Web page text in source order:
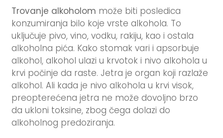
Trovanje alkoholom može biti posledica
konzumiranja bilo koje vrste alkohola. To
uključuje pivo, vino, vodku, rakiju, kao i ostala
alkoholna pića. Kako stomak vari i apsorbuje
alkohol, alkohol ulazi u krvotok i nivo alkohola u
krvi počinje da raste. Jetra je organ koji razlaže
alkohol. Ali kada je nivo alkohola u krvi visok,
preopterećena jetra ne može dovoljno brzo
da ukloni toksine, zbog čega dolazi do
alkoholnog predoziranja.